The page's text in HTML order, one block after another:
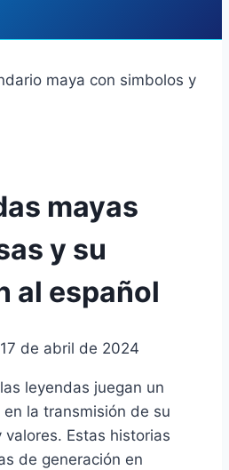
mayas
y su
al español
17 de abril de 2024
leyendas juegan un
en la transmisión de su
Estas historias
de generación en